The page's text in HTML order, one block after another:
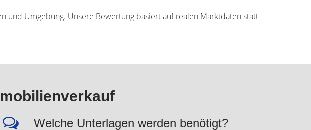
und Umgebung. Unsere Bewertung basiert auf realen Marktdaten statt
Welche Unterlagen werden benötigt?